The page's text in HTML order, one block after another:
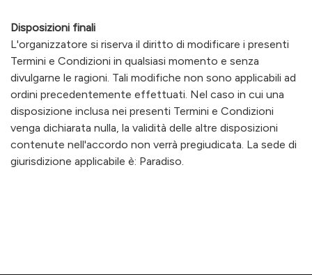
Disposizioni finali
L'organizzatore si riserva il diritto di modificare i presenti
Termini e Condizioni in qualsiasi momento e senza
divulgarne le ragioni. Tali modifiche non sono applicabili ad
ordini precedentemente effettuati. Nel caso in cui una
disposizione inclusa nei presenti Termini e Condizioni
venga dichiarata nulla, la validità delle altre disposizioni
contenute nell'accordo non verrà pregiudicata. La sede di
giurisdizione applicabile è: Paradiso.